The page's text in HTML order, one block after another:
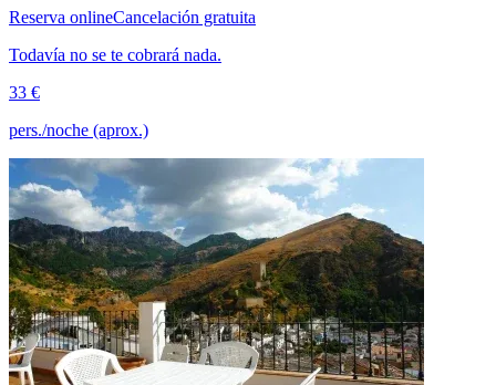
Reserva onlineCancelación gratuita
Todavía no se te cobrará nada.
33 €
pers./noche (aprox.)